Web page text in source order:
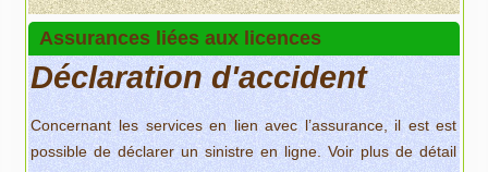
Assurances liées aux licences
Déclaration d'accident
Concernant les services en lien avec l’assurance, il est est
possible de déclarer un sinistre en ligne. Voir plus de détail